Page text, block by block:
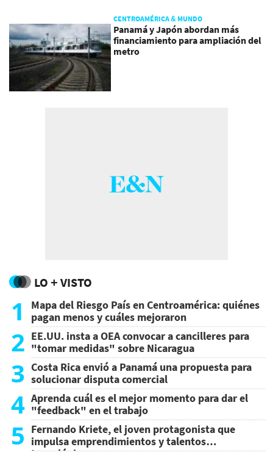
CENTROAMÉRICA & MUNDO
Panamá y Japón abordan más
financiamiento para ampliación del
metro
LO + VISTO
1
Mapa del Riesgo País en Centroamérica: quiénes
pagan menos y cuáles mejoraron
2 EE.UU. insta a OEA convocar a cancilleres para
"tomar medidas" sobre Nicaragua
3 Costa Rica envió a Panamá una propuesta para
solucionar disputa comercial
4 Aprenda cuál es el mejor momento para dar el
"feedback" en el trabajo
5 Fernando Kriete, el joven protagonista que
impulsa emprendimientos y talentos
tecnológicos